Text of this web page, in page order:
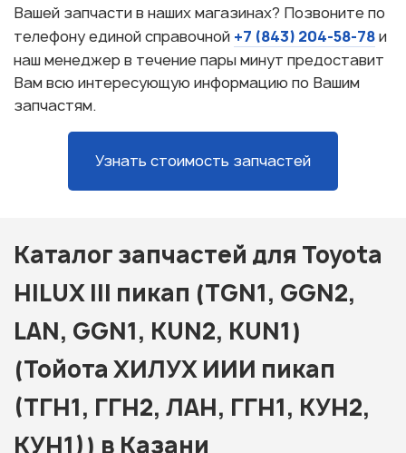
Вашей запчасти в наших магазинах? Позвоните по
телефону единой справочной +7 (843) 204-58-78 и
наш менеджер в течение пары минут предоставит
Вам всю интересующую информацию по Вашим
запчастям.
Узнать стоимость запчастей
Каталог запчастей для Toyota
HILUX III пикап (TGN1, GGN2,
LAN, GGN1, KUN2, KUN1)
(Тойота ХИЛУX ИИИ пикап
(ТГН1, ГГН2, ЛАН, ГГН1, КУН2,
КУН1)) в Казани